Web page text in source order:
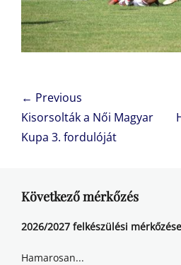
Bejegyzés
navigáció
← Previous
Previous
post:
Kisorsolták a Női Magyar
Kupa 3. fordulóját
Következő mérkőzés
2026/2027 felkészülési
Hamarosan...